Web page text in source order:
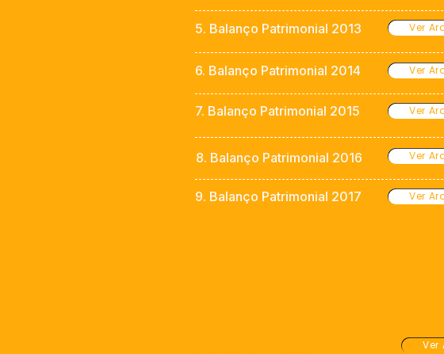
5. Balanço Patrimonial 2013 Ver
6. Balanço Patrimonial 2014 Ver
7. Balanço Patrimonial 2015 Ver
8. Balanço Patrimonial 2016 Ver
9. Balanço Patrimonial 2017 Ver
Ver